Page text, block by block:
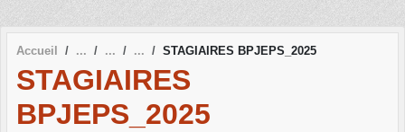
Accueil STAGIAIRES BPJEPS_2025
STAGIAIRES
BPJEPS_2025